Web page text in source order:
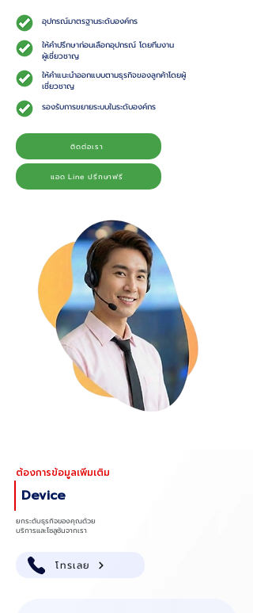
อุปกรณ์มาตรฐานระดับองค์กร
ให้คำปรึกษาก่อนเลือกอุปกรณ์ โดยทีมงาน
ผู้เชี่ยวชาญ
ให้คำแนะนำออกแบบตามธุรกิจของลูกค้าโดยผู้
เชี่ยวชาญ
รองรับการขยายระบบในระดับองค์กร
ติดต่อเรา
แอด Line ปรึกษาฟรี
ต้องการข้อมูลเพิ่มเติม
Device
ยกระดับธุรกิจของคุณด้วย
บริการและโซลูชันจากเรา
โทรเลย